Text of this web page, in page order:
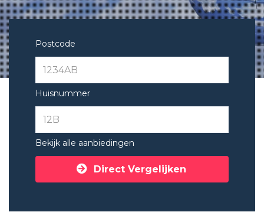
Postcode
Huisnummer
Bekijk alle aanbiedingen
Direct Vergelijken